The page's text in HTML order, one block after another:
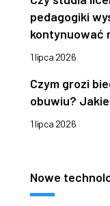
pedagogiki
kontynuować
1 lipca 2026
Czym grozi
obuwiu?
1 lipca 2026
Nowe